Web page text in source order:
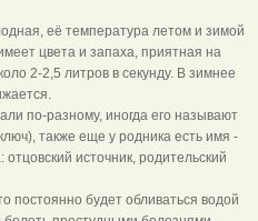
её температура летом и зимой
цвета и запаха, приятная на
2-2,5 литров в секунду. В зимнее
по-разному, иногда его называют
также еще у родника есть имя -
источник, родительский
постоянно будет обливаться водой